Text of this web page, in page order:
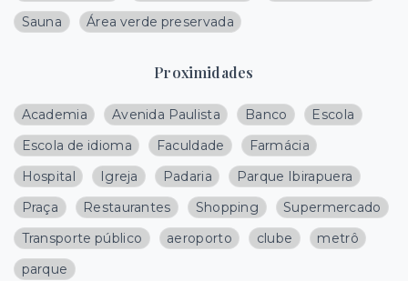
Sauna
Área verde preservada
Proximidades
Academia Avenida Paulista Banco
Escola
Escola de idioma
Faculdade
Farmácia
Hospital
Igreja Padaria
Parque Ibirapuera
Praça
Restaurantes Shopping
Supermercado
Transporte público
aeroporto clube
metrô
parque